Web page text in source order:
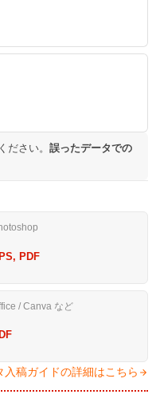
ださい。 誤ったデータでの
PDF
/ Canva など
入稿ガイドの詳細はこちら